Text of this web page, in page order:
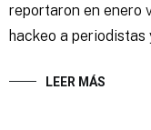
reportaron en enero
hackeo a periodistas
LEER MÁS